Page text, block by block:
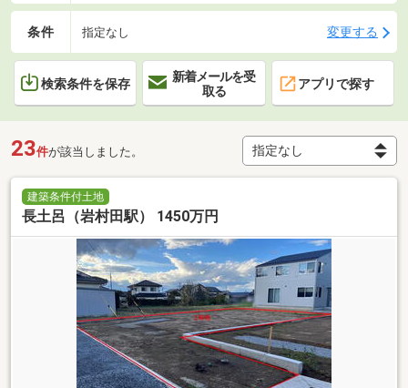
条件 指定なし 変更する
検索条件を保存
新着メールを受
取る
アプリで探す
23件が該当しました。
建築条件付土地
長土呂（岩村田駅） 1450万円